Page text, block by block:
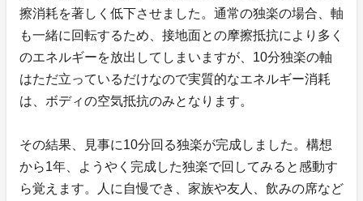
擦消耗を著しく低下させました。通常の独楽の場合、軸
も一緒に回転するため、接地面との摩擦抵抗により多く
のエネルギーを放出してしまいますが、10分独楽の軸
はただ立っているだけなので実質的なエネルギー消耗
は、ボディの空気抵抗のみとなります。
その結果、見事に10分回る独楽が完成しました。構想
から1年、ようやく完成した独楽で回してみると感動す
ら覚えます。人に自慢でき、家族や友人、飲みの席など